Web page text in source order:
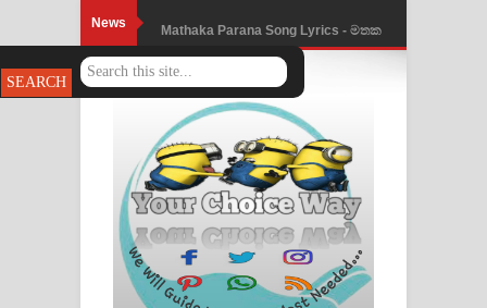
News Mathaka Parana Song Lyrics - මතක
පාරනා ගීතයේ පද පෙළ
Nimnadhen Song Lyrics - නිම්නාදෙන්
ගීතයේ පද පෙළ
Obamai Mage Adare Song Lyrics -
ඔබමයි මගේ ආදරේ ගීතයේ පද පෙළ
Pansal Gihin Song Lyrics - පන්සල් ගිහිං